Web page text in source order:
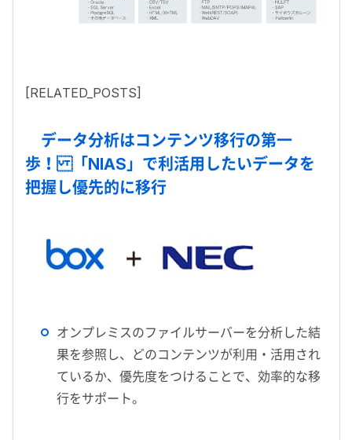
[RELATED_POSTS]
データ分析はコンテンツ移行の第一
歩！ 「NIAS」で利活用したいデータを
把握し優先的に移行
オンプレミスのファイルサーバーを分析した結
果を参照し、どのコンテンツが利用・活用され
ているか、優先度をつけることで、効率的な移
行をサポート。